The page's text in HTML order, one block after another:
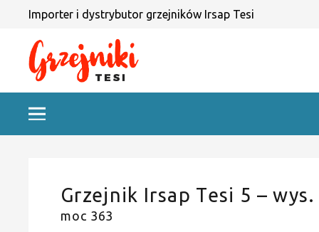
Importer i dystrybutor grzejników Irsap Tesi
Grzejnik Irsap Tesi 5 –
moc 363